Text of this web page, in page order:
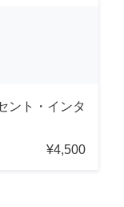
ント・インタ
¥4,500